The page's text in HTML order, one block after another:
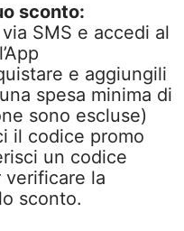
sconto:
SMS e accedi al
e aggiungili
spesa minima di
sono escluse)
il codice promo
un codice
verificare la
sconto.